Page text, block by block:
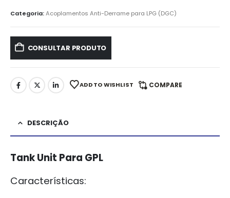
Categoria:Acoplamentos Anti-Derrame para LPG (DGC)
CONSULTAR PRODUTO
ADD TO WISHLIST COMPARE
DESCRIÇÃO
Tank Unit Para GPL
Características: